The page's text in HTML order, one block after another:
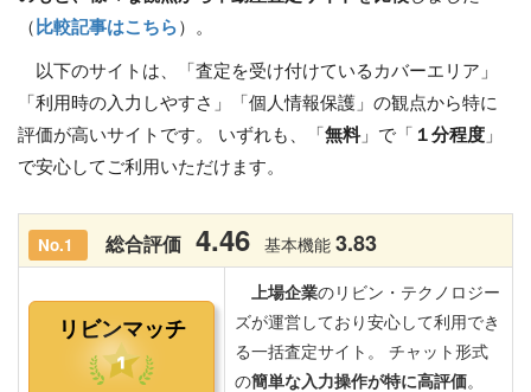
（ 比較記事はこちら ）。
以下のサイトは、「査定を受け付けているカバーエリア」
「利用時の入力しやすさ」「個人情報保護」の観点から特に
評価が高いサイトです。 いずれも、「 無料」で「 １分程度 」
で安心してご利用いただけます。